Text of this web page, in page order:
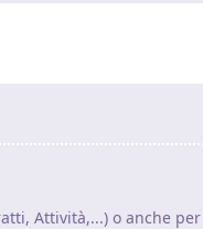
Attività,...) o anche